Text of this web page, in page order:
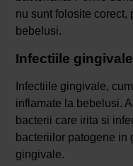
nu sunt folosite corect,
bebelusi.
Infectiile gingivale
Infectiile gingivale,
inflamate la bebelusi.
bacterii care irita si
bacteriilor patogene in
gingivale.